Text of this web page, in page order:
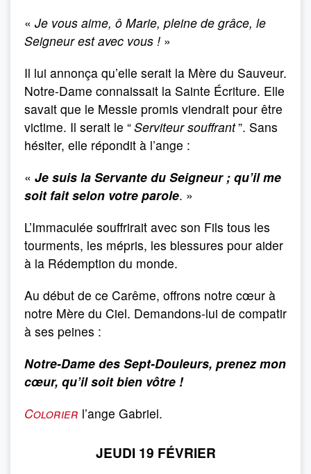
« Je vous aime, ô Marie, pleine de grâce, le
Seigneur est avec vous ! »
Il lui annonça qu’elle serait la Mère du Sauveur.
Notre-Dame connaissait la Sainte Écriture. Elle
savait que le Messie promis viendrait pour être
victime. Il serait le “Serviteur souffrant”. Sans
hésiter, elle répondit à l’ange :
« Je suis la Servante du Seigneur ; qu’il me
soit fait selon votre parole. »
L’Immaculée souffrirait avec son Fils tous les
tourments, les mépris, les blessures pour aider
à la Rédemption du monde.
Au début de ce Carême, offrons notre cœur à
notre Mère du Ciel. Demandons-lui de compatir
à ses peines :
Notre-Dame des Sept-Douleurs, prenez mon
cœur, qu’il soit bien vôtre !
Colorier l’ange Gabriel.
JEUDI 19 FÉVRIER